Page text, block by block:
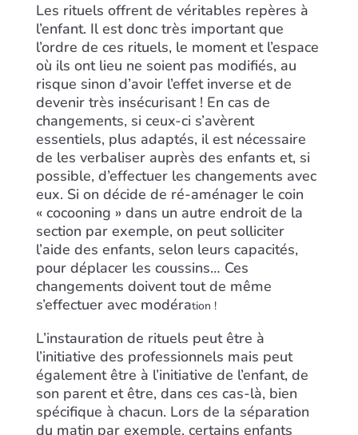
Les rituels offrent de véritables repères à
l’enfant. Il est donc très important que
l’ordre de ces rituels, le moment et l’espace
où ils ont lieu ne soient pas modifiés, au
risque sinon d’avoir l’effet inverse et de
devenir très insécurisant ! En cas de
changements, si ceux-ci s’avèrent
essentiels, plus adaptés, il est nécessaire
de les verbaliser auprès des enfants et, si
possible, d’effectuer les changements avec
eux. Si on décide de ré-aménager le coin
« cocooning » dans un autre endroit de la
section par exemple, on peut solliciter
l’aide des enfants, selon leurs capacités,
pour déplacer les coussins… Ces
changements doivent tout de même
s’effectuer avec modération !
L’instauration de rituels peut être à
l’initiative des professionnels mais peut
également être à l’initiative de l’enfant, de
son parent et être, dans ces cas-là, bien
spécifique à chacun. Lors de la séparation
du matin par exemple, certains enfants